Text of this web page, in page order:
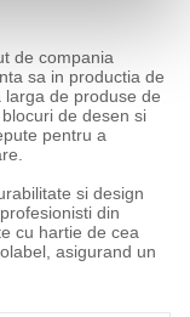
de compania
sa in productia de
de produse de
de desen si
pentru a
si design
din
cu hartie de cea
asigurand un